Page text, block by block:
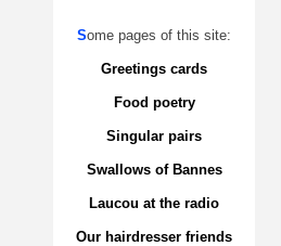
Some pages of this site:
Greetings cards
Food poetry
Singular pairs
Swallows of Bannes
Laucou at the radio
Our hairdresser friends